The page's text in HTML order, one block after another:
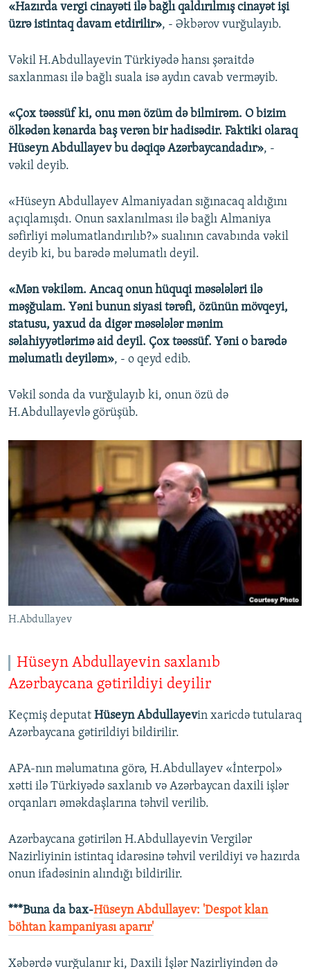
«Hazırda vergi cinayəti ilə bağlı qaldırılmış cinayət işi
üzrə istintaq davam etdirilir», - Əkbərov vurğulayıb.
Vəkil H.Abdullayevin Türkiyədə hansı şəraitdə
saxlanması ilə bağlı suala isə aydın cavab verməyib.
«Çox təəssüf ki, onu mən özüm də bilmirəm. O bizim
ölkədən kənarda baş verən bir hadisədir. Faktiki olaraq
Hüseyn Abdullayev bu dəqiqə Azərbaycandadır», -
vəkil deyib.
«Hüseyn Abdullayev Almaniyadan sığınacaq aldığını
açıqlamışdı. Onun saxlanılması ilə bağlı Almaniya
səfirliyi məlumatlandırılıb?» sualının cavabında vəkil
deyib ki, bu barədə məlumatlı deyil.
«Mən vəkiləm. Ancaq onun hüquqi məsələləri ilə
məşğulam. Yəni bunun siyasi tərəfi, özünün mövqeyi,
statusu, yaxud da digər məsələlər mənim
səlahiyyətlərimə aid deyil. Çox təəssüf. Yəni o barədə
məlumatlı deyiləm», - o qeyd edib.
Vəkil sonda da vurğulayıb ki, onun özü də
H.Abdullayevlə görüşüb.
H.Abdullayev
Hüseyn Abdullayevin saxlanıb
Azərbaycana gətirildiyi deyilir
Keçmiş deputat Hüseyn Abdullayevin xaricdə tutularaq
Azərbaycana gətirildiyi bildirilir.
APA-nın məlumatına görə, H.Abdullayev «İnterpol»
xətti ilə Türkiyədə saxlanıb və Azərbaycan daxili işlər
orqanları əməkdaşlarına təhvil verilib.
Azərbaycana gətirilən H.Abdullayevin Vergilər
Nazirliyinin istintaq idarəsinə təhvil verildiyi və hazırda
onun ifadəsinin alındığı bildirilir.
***Buna da bax-Hüseyn Abdullayev: 'Despot klan
böhtan kampaniyası aparır'
Xəbərdə vurğulanır ki, Daxili İşlər Nazirliyindən də